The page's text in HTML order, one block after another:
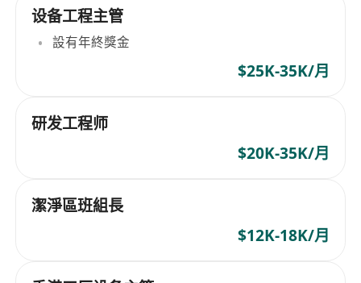
设备工程主管
設有年終獎金
$25K-35K/月
研发工程师
$20K-35K/月
潔淨區班組長
$12K-18K/月